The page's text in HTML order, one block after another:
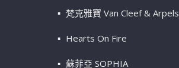
梵克雅寶 Van Cleef & Arpels
Hearts On Fire
蘇菲亞 SOPHIA